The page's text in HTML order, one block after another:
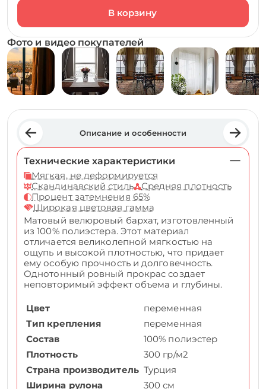
Фото и видео покупателей
Описание и особенности
Технические характеристики
Мягкая, не деформируется
Скандинавский стиль
Средняя плотность
Процент затемнения 65%
Широкая цветовая гамма
Матовый велюровый бархат, изготовленный
из 100% полиэстера. Этот материал
отличается великолепной мягкостью на
ощупь и высокой плотностью, что придает
ему особую прочность и долговечность.
Однотонный ровный прокрас создает
неповторимый эффект объема и глубины.
Цвет
переменная
Тип крепления
переменная
Состав
100% полиэстер
Плотность
300 гр/м2
Страна производитель Турция
Ширина рулона
300 см